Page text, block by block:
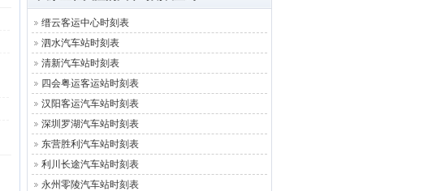
缙云客运中心时刻表
泗水汽车站时刻表
清新汽车站时刻表
四会粤运客运站时刻表
汉阳客运汽车站时刻表
深圳罗湖汽车站时刻表
东营胜利汽车站时刻表
利川长途汽车站时刻表
永州零陵汽车站时刻表